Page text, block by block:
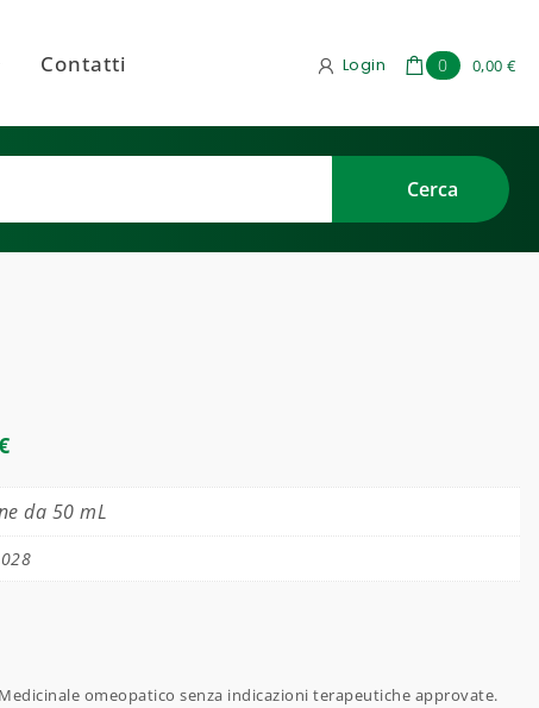
Contatti Login 0 0,00 €
da 50 mL
Medicinale omeopatico senza indicazioni terapeutiche approvate.